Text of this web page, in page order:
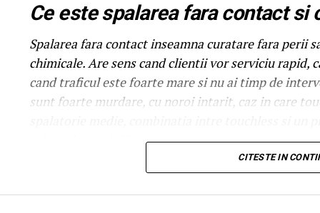
Ce este spalarea fara contact si
Spalarea fara contact inseamna curatare fara perii
chimicale. Are sens cand clientii vor serviciu rapid,
cand traficul este foarte mare si nu ai timp de
sunt foarte murdare, cu noroi intarit, caz in care
cel mai bun echilibru intre cost si calitate.
Ce trebuie sa contina o spuma
CITESTE IN